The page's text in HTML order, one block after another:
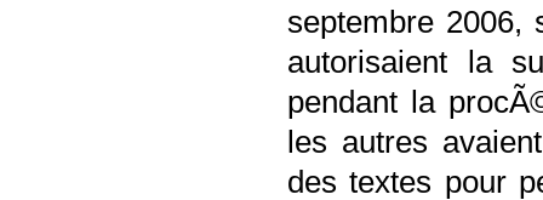
septembre
autorisaient la
pendant la
les autres
des textes pour